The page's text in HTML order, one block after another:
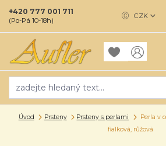
CZK
+420 777 001 711
(Po-Pá 10-18h)
Úvod Prsteny Prsteny s perlami
Perla v
fialková, růžová